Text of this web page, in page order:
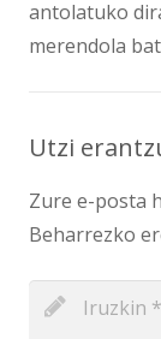
antolatuko
merendola
Utzi
Zure e-posta
Beharrezko